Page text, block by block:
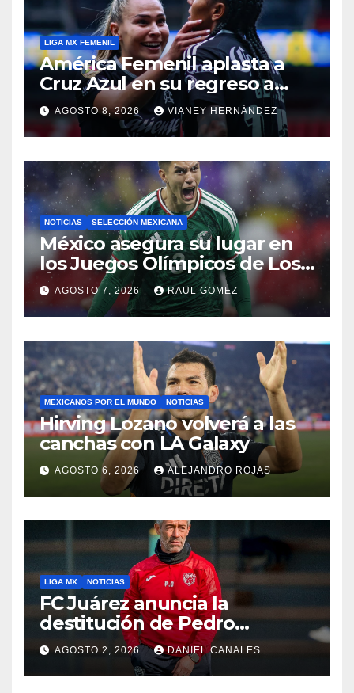
LIGA MX FEMENIL
América Femenil aplasta a
Cruz Azul en su regreso a
casa
AGOSTO 8, 2026 VIANEY HERNÁNDEZ
NOTICIAS SELECCIÓN MEXICANA
México asegura su lugar en
los Juegos Olímpicos de Los
Ángeles 2028
AGOSTO 7, 2026 RAUL GOMEZ
MEXICANOS POR EL MUNDO NOTICIAS
Hirving Lozano volverá a las
canchas con LA Galaxy
AGOSTO 6, 2026 ALEJANDRO ROJAS
LIGA MX NOTICIAS
FC Juárez anuncia la
destitución de Pedro
Caixinha
AGOSTO 2, 2026 DANIEL CANALES